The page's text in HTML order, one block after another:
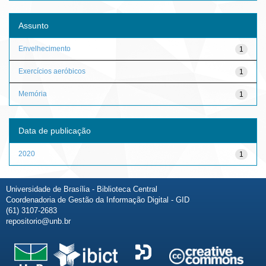
Assunto
1
Envelhecimento
1
Exercícios aeróbicos
1
Memória
Data de publicação
1
2020
Universidade de Brasília - Biblioteca Central
Coordenadoria de Gestão da Informação Digital - GID
(61) 3107-2683
repositorio@unb.br